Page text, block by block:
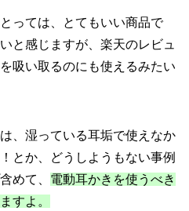
っては、とてもいい商品で
と感じますが、楽天のレビュ
吸い取るのにも使えるみたい
、湿っている耳垢で使えなか
とか、どうしようもない事例
めて、 電動耳かきを使うべき
すよ。